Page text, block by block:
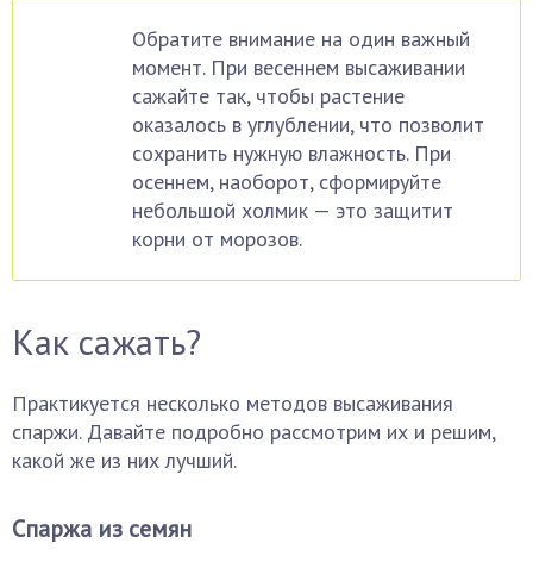
Обратите внимание на один важный
момент. При весеннем высаживании
сажайте так, чтобы растение
оказалось в углублении, что позволит
сохранить нужную влажность. При
осеннем, наоборот, сформируйте
небольшой холмик — это защитит
корни от морозов.
Как сажать?
Практикуется несколько методов высаживания
спаржи. Давайте подробно рассмотрим их и решим,
какой же из них лучший.
Спаржа из семян